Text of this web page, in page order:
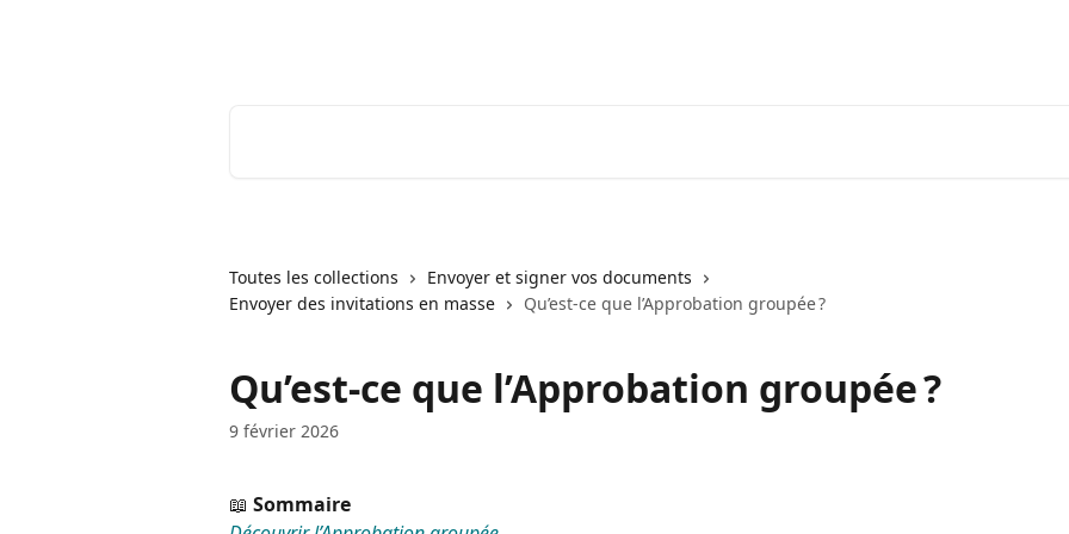
Toutes les collections
Envoyer et signer vos documents
Envoyer des invitations en masse
Qu’est-ce que l’Approbation groupée ?
Qu’est-ce que l’Approbation groupée ?
9 février 2026
📖 Sommaire